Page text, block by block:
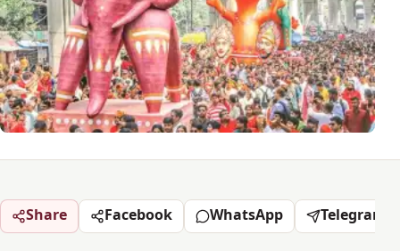
Share Facebook WhatsApp Telegram